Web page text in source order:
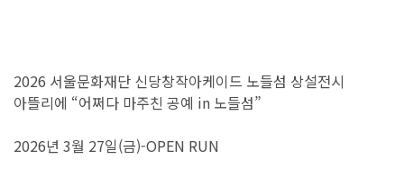
2026 서울문화재단 신당창작아케이드 노들섬 상설전시
아뜰리에 “어쩌다 마주친 공예 in 노들섬”
2026년 3월 27일(금)-OPEN RUN